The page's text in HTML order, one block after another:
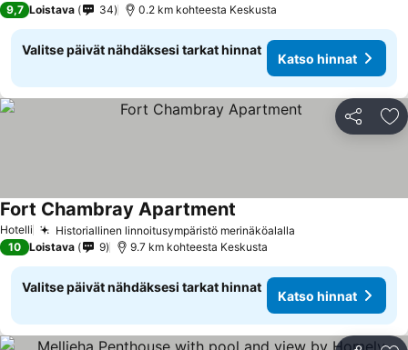
9,7 Loistava 34 0.2 km kohteesta Keskusta
Valitse päivät nähdäksesi tarkat hinnat
Katso hinnat
Jaa
Hotelli Historiallinen linnoitusympäristö merinäköalalla
Fort Chambray Apartment
10 Loistava 9 9.7 km kohteesta Keskusta
Valitse päivät nähdäksesi tarkat hinnat
Katso hinnat